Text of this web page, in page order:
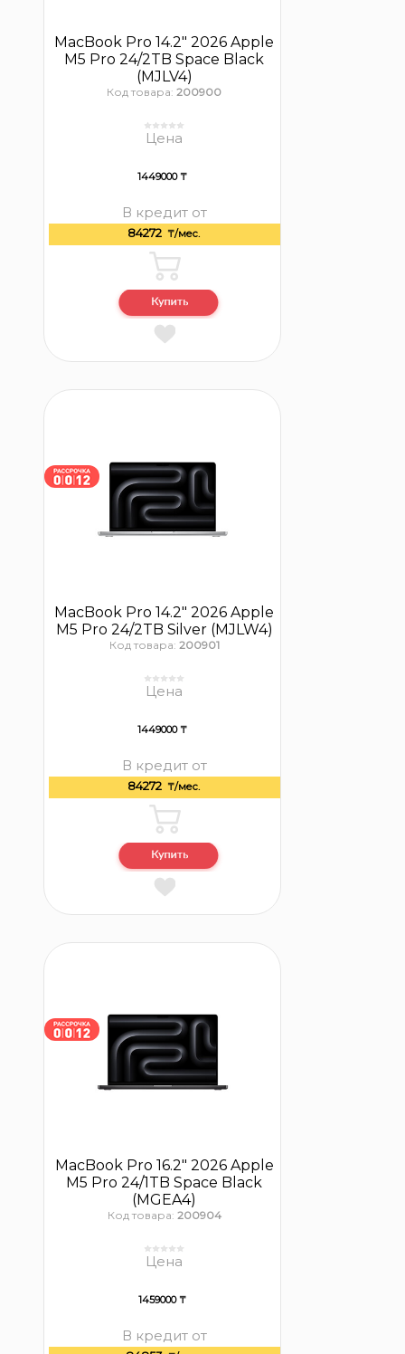
MacBook Pro 14.2″ 2026 Apple
M5 Pro 24/2TB Space Black
(MJLV4)
Код товара: 200900
Цена
1449000 ₸
В кредит от
84272 ₸/мес.
MacBook Pro 14.2″ 2026 Apple
M5 Pro 24/2TB Silver (MJLW4)
Код товара: 200901
Цена
1449000 ₸
В кредит от
84272 ₸/мес.
MacBook Pro 16.2″ 2026 Apple
M5 Pro 24/1TB Space Black
(MGEA4)
Код товара: 200904
Цена
1459000 ₸
В кредит от